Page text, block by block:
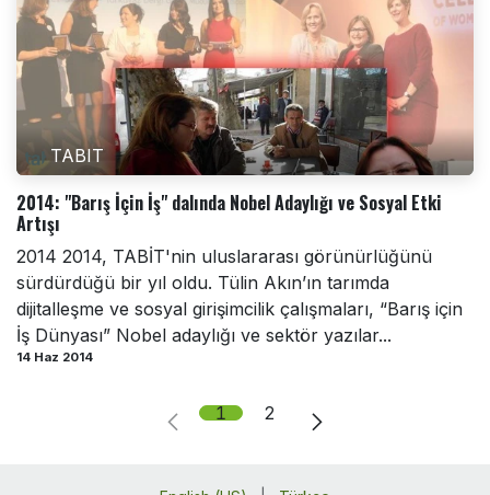
TABIT
2014: "Barış İçin İş" dalında Nobel Adaylığı ve Sosyal Etki
Artışı
2014 2014, TABİT'nin uluslararası görünürlüğünü
sürdürdüğü bir yıl oldu. Tülin Akın’ın tarımda
dijitalleşme ve sosyal girişimcilik çalışmaları, “Barış için
İş Dünyası” Nobel adaylığı ve sektör yazılar...
14 Haz 2014
1 2